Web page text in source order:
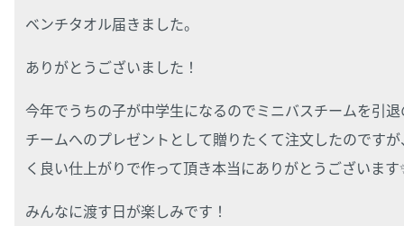
ベンチタオル届きました。
ありがとうございました！
今年でうちの子が中学生になるのでミニバスチームを引
チームへのプレゼントとして贈りたくて注文したのです
く良い仕上がりで作って頂き本当にありがとうございます
みんなに渡す日が楽しみです！